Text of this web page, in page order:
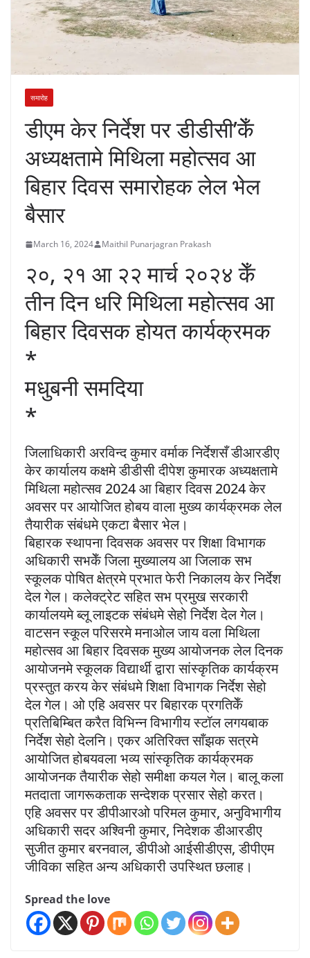
समारोह
डीएम केर निर्देश पर डीडीसी’केँ
अध्यक्षतामे मिथिला महोत्सव आ
बिहार दिवस समारोहक लेल भेल
बैसार
March 16, 2024 Maithil Punarjagran Prakash
२०, २१ आ २२ मार्च २०२४ केँ
तीन दिन धरि मिथिला महोत्सव आ
बिहार दिवसक होयत कार्यक्रमक
*
मधुबनी समदिया
*
जिलाधिकारी अरविन्द कुमार वर्माक निर्देशसँ डीआरडीए
केर कार्यालय कक्षमे डीडीसी दीपेश कुमारक अध्यक्षतामे
मिथिला महोत्सव 2024 आ बिहार दिवस 2024 केर
अवसर पर आयोजित होबय वाला मुख्य कार्यक्रमक लेल
तैयारीक संबंधमे एकटा बैसार भेल।
बिहारक स्थापना दिवसक अवसर पर शिक्षा विभागक
अधिकारी सभकेँ जिला मुख्यालय आ जिलाक सभ
स्कूलक पोषित क्षेत्रमे प्रभात फेरी निकालय केर निर्देश
देल गेल। कलेक्ट्रेट सहित सभ प्रमुख सरकारी
कार्यालयमे ब्लू लाइटक संबंधमे सेहो निर्देश देल गेल।
वाटसन स्कूल परिसरमे मनाओल जाय वला मिथिला
महोत्सव आ बिहार दिवसक मुख्य आयोजनक लेल दिनक
आयोजनमे स्कूलक विद्यार्थी द्वारा सांस्कृतिक कार्यक्रम
प्रस्तुत करय केर संबंधमे शिक्षा विभागक निर्देश सेहो
देल गेल। ओ एहि अवसर पर बिहारक प्रगतिकेँ
प्रतिबिम्बित करैत विभिन्न विभागीय स्टॉल लगयबाक
निर्देश सेहो देलनि। एकर अतिरिक्त साँझक सत्रमे
आयोजित होबयवला भव्य सांस्कृतिक कार्यक्रमक
आयोजनक तैयारीक सेहो समीक्षा कयल गेल। बालू कला
मतदाता जागरूकताक सन्देशक प्रसार सेहो करत।
एहि अवसर पर डीपीआरओ परिमल कुमार, अनुविभागीय
अधिकारी सदर अश्विनी कुमार, निदेशक डीआरडीए
सुजीत कुमार बरनवाल, डीपीओ आईसीडीएस, डीपीएम
जीविका सहित अन्य अधिकारी उपस्थित छलाह।
Spread the love